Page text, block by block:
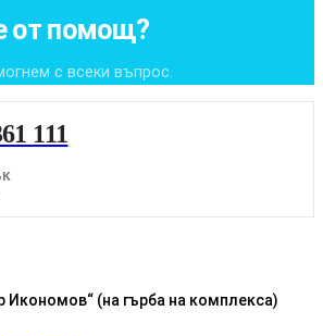
от помощ?
с всеки въпрос.
111
Икономов“ (на гърба на комплекса)